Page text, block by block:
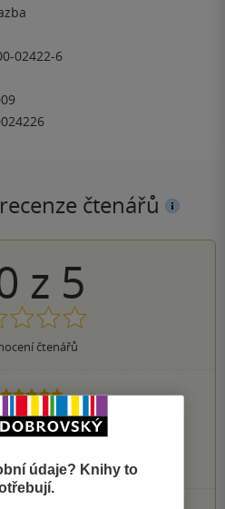
02422-6
čtenářů
z 5
čtenářů
5 hvězdiček
4 hvězdičky
3 hvězdičky
1 hvezdička
údaje? Knihy to